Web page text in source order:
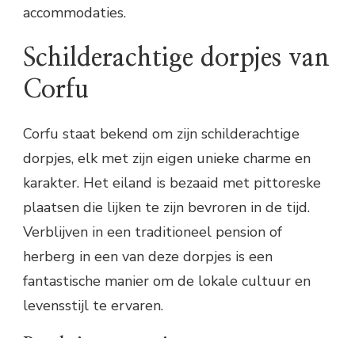
accommodaties.
Schilderachtige dorpjes van
Corfu
Corfu staat bekend om zijn schilderachtige
dorpjes, elk met zijn eigen unieke charme en
karakter. Het eiland is bezaaid met pittoreske
plaatsen die lijken te zijn bevroren in de tijd.
Verblijven in een traditioneel pension of
herberg in een van deze dorpjes is een
fantastische manier om de lokale cultuur en
levensstijl te ervaren.